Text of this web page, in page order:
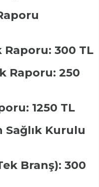
Raporu: 300 TL
Raporu: 250
1250 TL
Sağlık Kurulu
Branş): 300